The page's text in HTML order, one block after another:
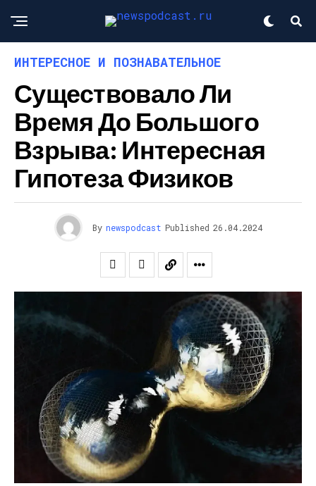
ИНТЕРЕСНОЕ И ПОЗНАВАТЕЛЬНОЕ
Существовало Ли
Время До Большого
Взрыва: Интересная
Гипотеза Физиков
By newspodcast Published 26.04.2024